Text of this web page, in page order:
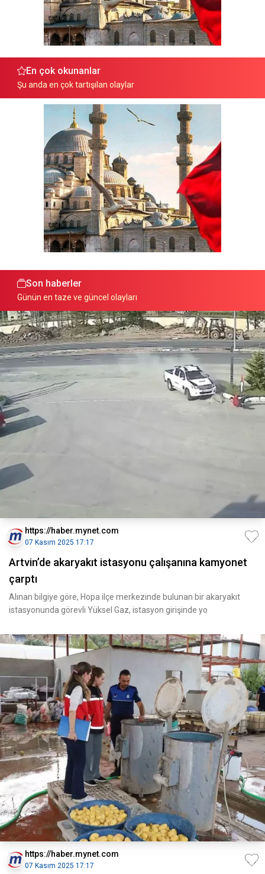
En çok okunanlar
Şu anda en çok tartışılan olaylar
Son haberler
Günün en taze ve güncel olayları
https://haber.mynet.com
07 Kasım 2025 17:17
Artvin’de akaryakıt istasyonu çalışanına kamyonet
çarptı
Alınan bilgiye göre, Hopa ilçe merkezinde bulunan bir akaryakıt
istasyonunda görevli Yüksel Gaz, istasyon girişinde yo
https://haber.mynet.com
07 Kasım 2025 17:17